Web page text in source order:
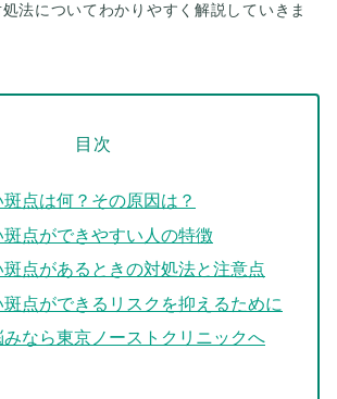
法についてわかりやすく解説していきま
目次
点は何？その原因は？
点ができやすい人の特徴
点があるときの対処法と注意点
点ができるリスクを抑えるために
なら東京ノーストクリニックへ